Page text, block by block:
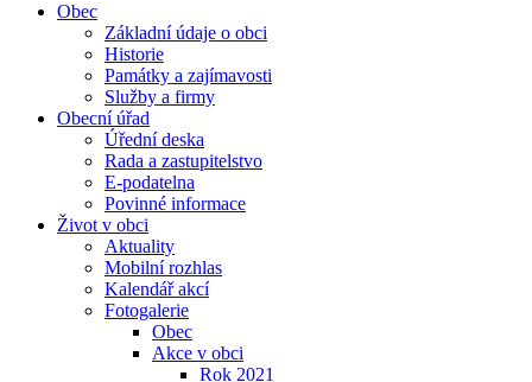
Obec
Základní údaje o obci
Historie
Památky a zajímavosti
Služby a firmy
Obecní úřad
Úřední deska
Rada a zastupitelstvo
E-podatelna
Povinné informace
Život v obci
Aktuality
Mobilní rozhlas
Kalendář akcí
Fotogalerie
Obec
Akce v obci
Rok 2021